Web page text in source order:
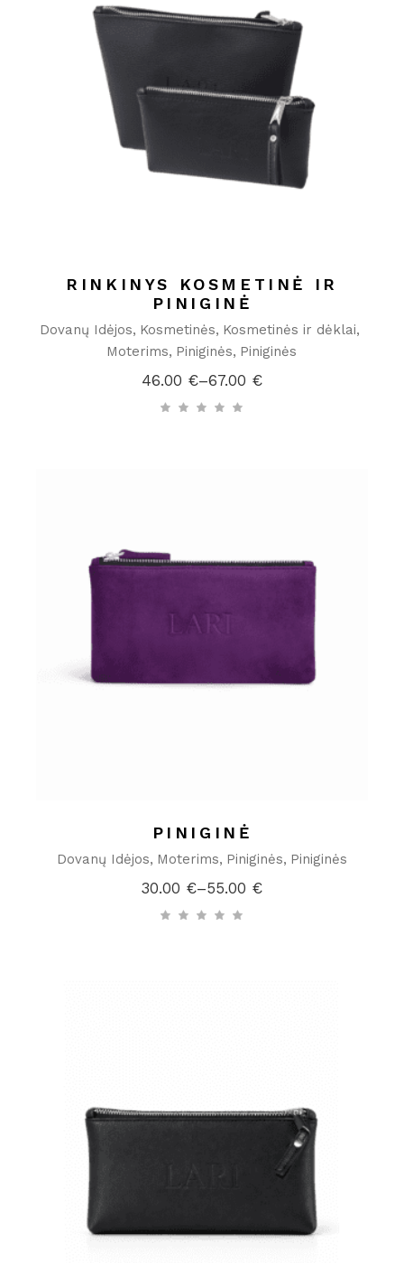
RINKINYS KOSMETINĖ IR
PINIGINĖ
Dovanų Idėjos Kosmetinės Kosmetinės ir dėklai
Moterims Piniginės Piniginės
46.00 €–67.00 €
Price
range:
46.00 €
PINIGINĖ
Dovanų Idėjos Moterims Piniginės Piniginės
30.00 €–55.00 €
Price
range:
30.00 €